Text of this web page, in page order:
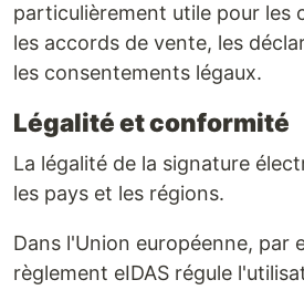
particulièrement utile pour les
les accords de vente, les
les consentements légaux.
Légalité et conformité
La légalité de la signature
les pays et les régions.
Dans l'Union européenne, par
règlement eIDAS régule